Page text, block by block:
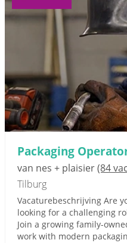
Packaging
van nes + plaisier(84
Tilburg
Vacaturebeschrijving Are
looking for a challenging
Join a growing family-
work with modern